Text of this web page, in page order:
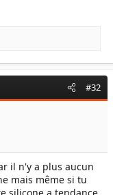
#32
il n'y a plus aucun
mais même si tu